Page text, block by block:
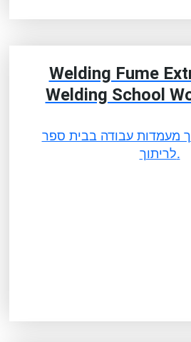
Welding Fume
Welding School
מעמדות עבודה בבית ספר
לריתוך.